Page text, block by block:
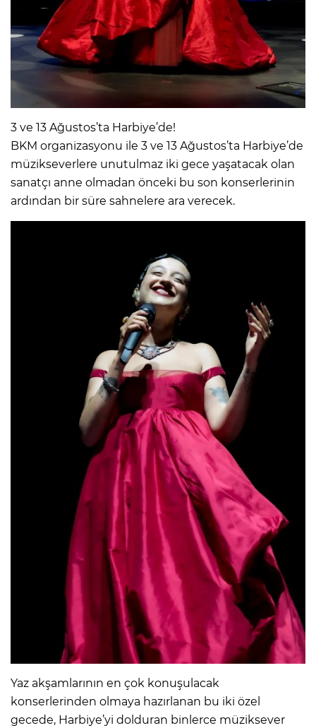
3 ve 13 Ağustos’ta Harbiye’de!
BKM organizasyonu ile 3 ve 13 Ağustos’ta Harbiye’de
müzikseverlere unutulmaz iki gece yaşatacak olan
sanatçı anne olmadan önceki bu son konserlerinin
ardından bir süre sahnelere ara verecek.
Yaz akşamlarının en çok konuşulacak
konserlerinden olmaya hazırlanan bu iki özel
gecede, Harbiye’yi dolduran binlerce müziksever